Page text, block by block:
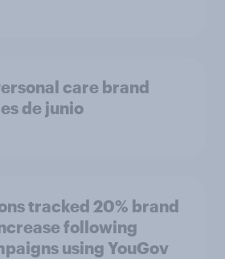
care brand
de junio
tracked 20% brand
following
using YouGov